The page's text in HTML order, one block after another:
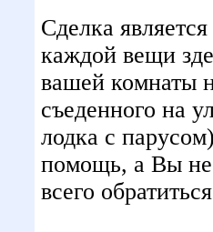
Сделка
каждой вещи
вашей комнаты
съеденного на
лодка с
помощь, а Вы не
всего